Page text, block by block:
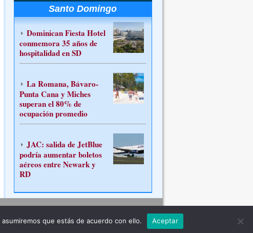
Santo Domingo
Dominican Fiesta Hotel
conmemora 35 años de
hospitalidad en SD
La Romana, Bávaro-
Punta Cana y Miches
superan el 80% de
ocupación promedio
JAC: salida de JetBlue
podría aumentar boletos
aéreos entre Newark y
RD
que estás de acuerdo con ello. Aceptar